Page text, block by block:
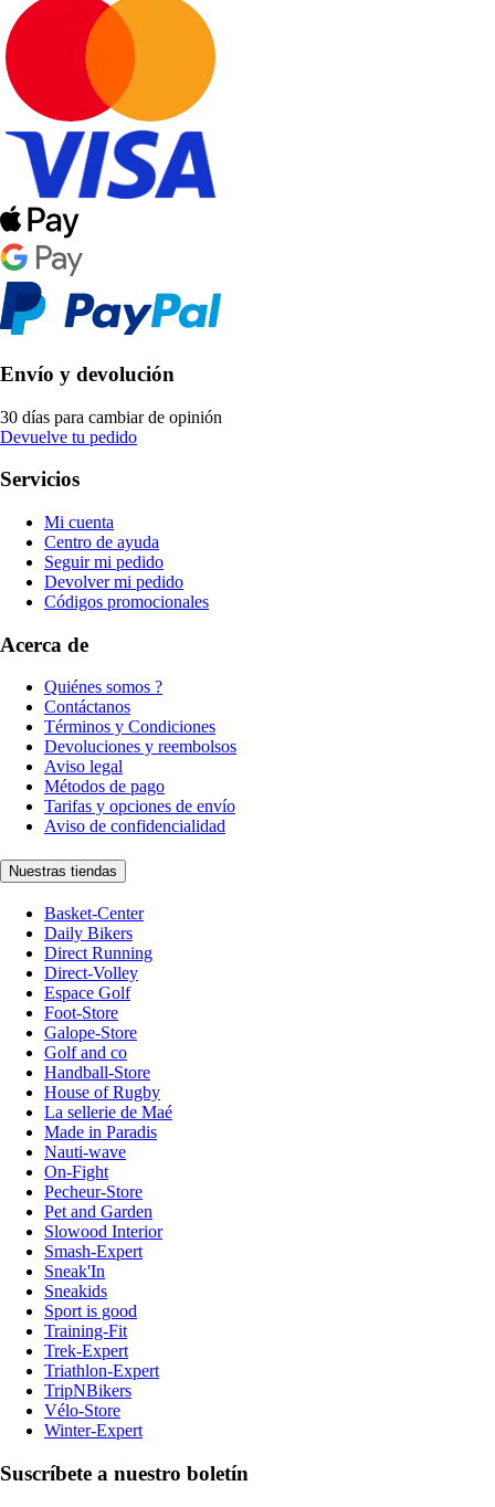
Envío y devolución
30 días para cambiar de opinión
Devuelve tu pedido
Servicios
Mi cuenta
Centro de ayuda
Seguir mi pedido
Devolver mi pedido
Códigos promocionales
Acerca de
Quiénes somos ?
Contáctanos
Términos y Condiciones
Devoluciones y reembolsos
Aviso legal
Métodos de pago
Tarifas y opciones de envío
Aviso de confidencialidad
Nuestras tiendas
Basket-Center
Daily Bikers
Direct Running
Direct-Volley
Espace Golf
Foot-Store
Galope-Store
Golf and co
Handball-Store
House of Rugby
La sellerie de Maé
Made in Paradis
Nauti-wave
On-Fight
Pecheur-Store
Pet and Garden
Slowood Interior
Smash-Expert
Sneak'In
Sneakids
Sport is good
Training-Fit
Trek-Expert
Triathlon-Expert
TripNBikers
Vélo-Store
Winter-Expert
Suscríbete a nuestro boletín